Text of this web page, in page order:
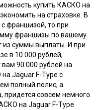
купить КАСКО на
на страховке. В
франшизой, то при
франшизы по вашему
из суммы выплаты. И при
в 10 000 рублей,
90 000 рублей на
Jaguar F-Type с
полный полис, а
совсем немного.
на Jaguar F-Type